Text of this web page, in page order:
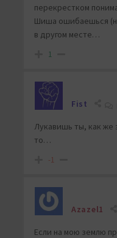
перекрестком
Шиша ошибаешься
в другом месте…
1
Fist
Лукавишь ты, как же
то…
-1
Azazel1
Если на мою землю